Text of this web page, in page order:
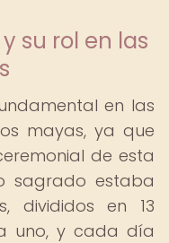
su rol en las
en las
mayas, ya que
de esta
sagrado estaba
divididos en 13
uno, y cada día